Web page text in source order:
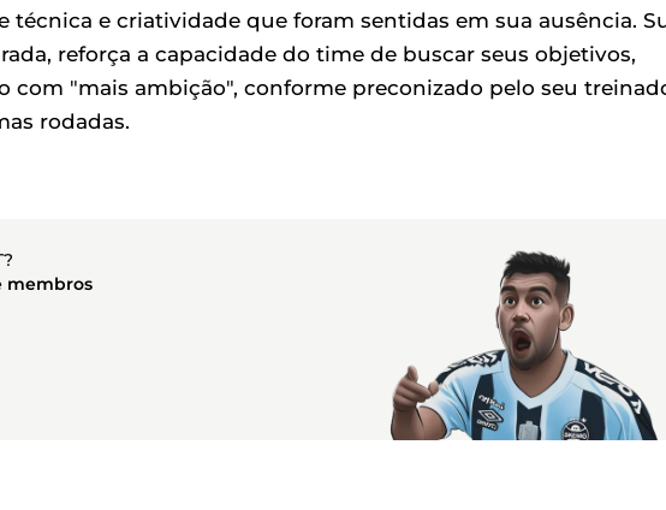
e criatividade que foram sentidas em sua ausência.
reforça a capacidade do time de buscar seus objetivos,
com "mais ambição", conforme preconizado pelo seu
rodadas.
membros